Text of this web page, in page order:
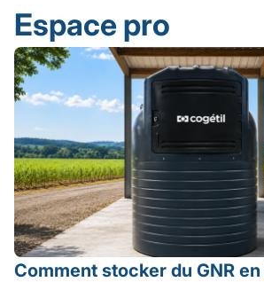
Espace pro
Comment stocker du GNR